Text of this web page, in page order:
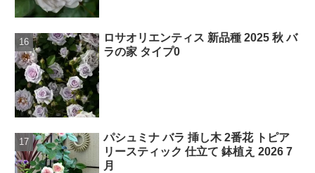
ロサオリエンティス 新品種 2025 秋 バ
ラの家 タイプ0
パシュミナ バラ 挿し木 2番花 トピア
リースティック 仕立て 鉢植え 2026 7
月